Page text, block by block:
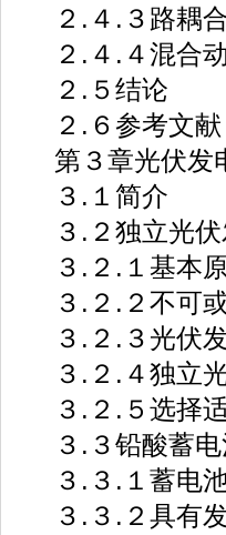
２.４.３路耦
２.４.４混合动
２.５结论
２.６参考文献
第３章光伏发
３.１简介
３.２独立光伏
３.２.１基本
３.２.２不可或
３.２.３光伏发
３.２.４独立光
３.２.５选择适
３.３铅酸蓄电
３.３.１蓄电池
３.３.２具有发